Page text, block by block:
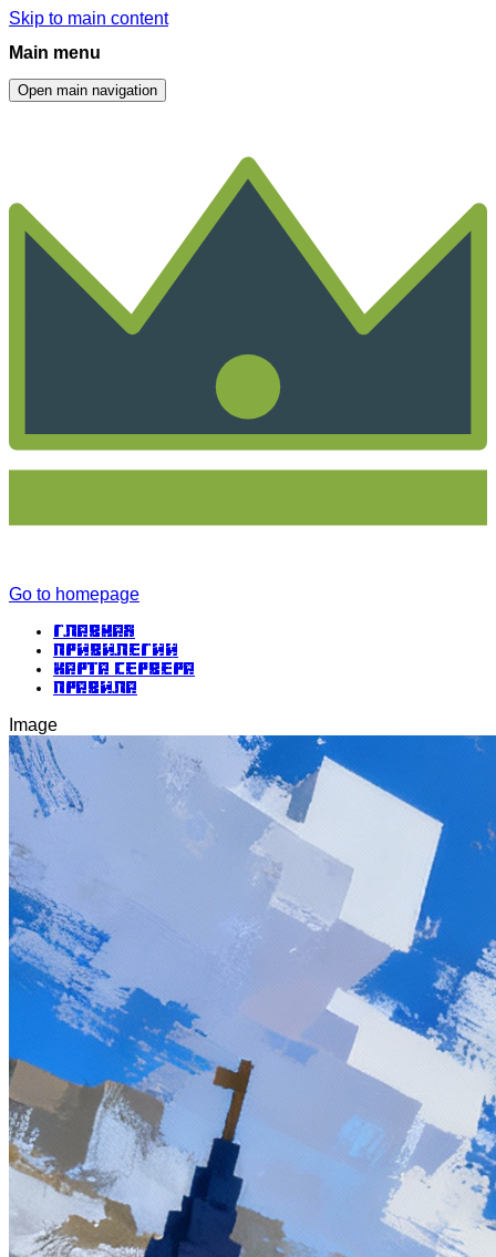
Skip to main content
Main menu
Open main navigation
Go to homepage
Главная
Привилегии
Карта сервера
Правила
Image